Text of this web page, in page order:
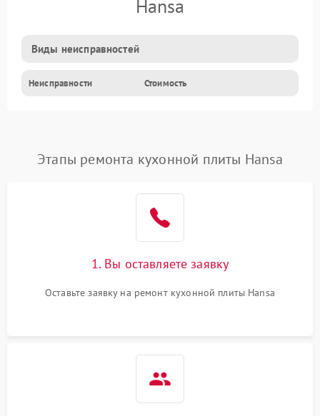
Hansa
Виды неисправностей
Неисправности Стоимость
Этапы ремонта кухонной плиты Hansa
1. Вы оставляете заявку
Оставьте заявку на ремонт кухонной плиты Hansa